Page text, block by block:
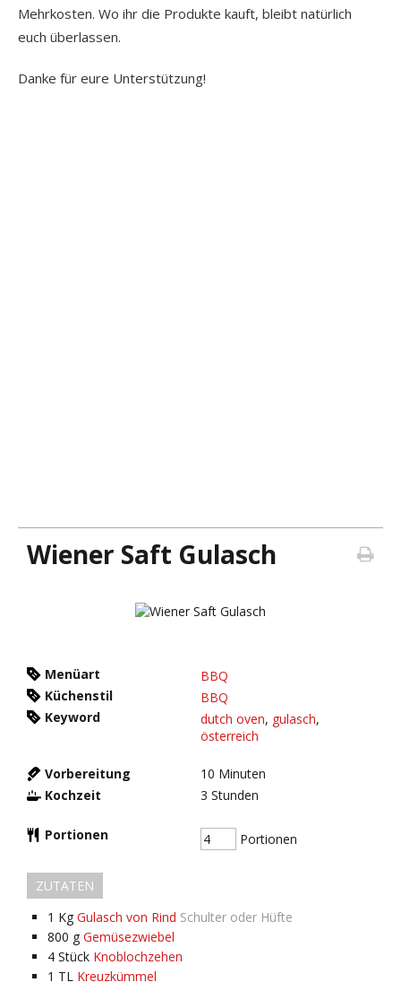
Mehrkosten. Wo ihr die Produkte kauft, bleibt natürlich
euch überlassen.
Danke für eure Unterstützung!
Wiener Saft Gulasch
Menüart
BBQ
Küchenstil
BBQ
Keyword
dutch oven, gulasch,
österreich
Vorbereitung 10 Minuten
Kochzeit
3 Stunden
Portionen Portionen
ZUTATEN
1 Kg Gulasch von Rind Schulter oder Hüfte
800 g Gemüsezwiebel
4 Stück Knoblochzehen
1 TL Kreuzkümmel